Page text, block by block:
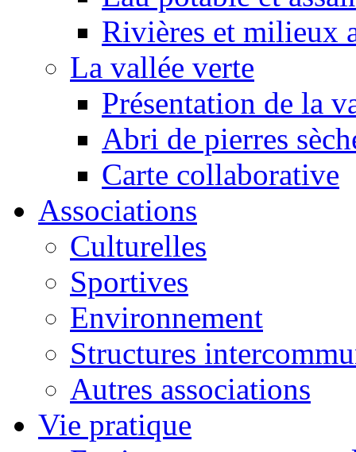
Rivières et milieux
La vallée verte
Présentation de la
Abri de pierres
Carte collaborative
Associations
Culturelles
Sportives
Environnement
Structures
Autres associations
Vie pratique